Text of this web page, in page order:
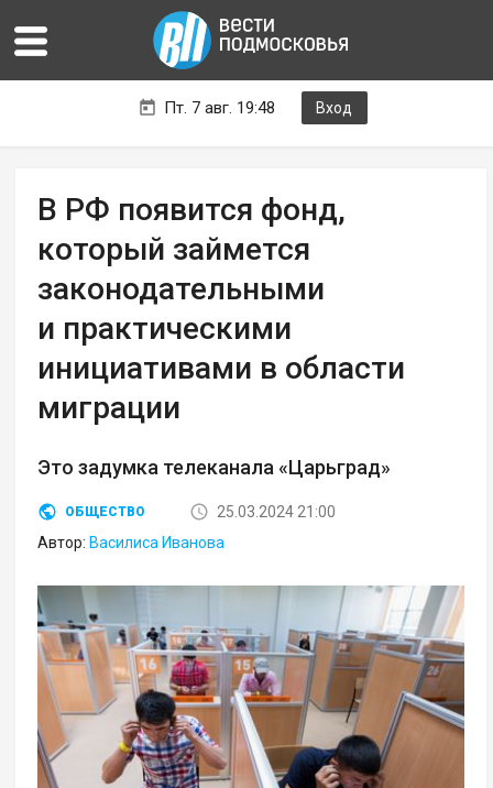
Пт. 7 авг. 19:48 Вход
В РФ появится фонд,
который займется
законодательными
и практическими
инициативами в области
миграции
Это задумка телеканала «Царьград»
ОБЩЕСТВО
25.03.2024 21:00
Автор: Василиса Иванова